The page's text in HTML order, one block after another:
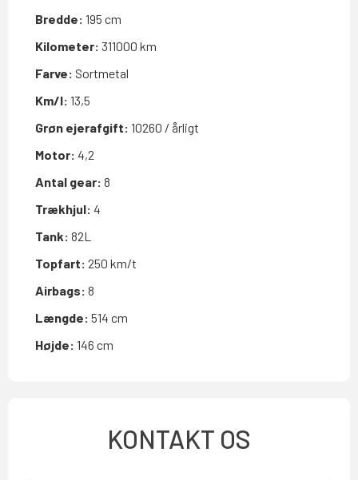
Bredde: 195 cm
Kilometer: 311000 km
Farve: Sortmetal
Km/l: 13,5
Grøn ejerafgift: 10260 / årligt
Motor: 4,2
Antal gear: 8
Trækhjul: 4
Tank: 82L
Topfart: 250 km/t
Airbags: 8
Længde: 514 cm
Højde: 146 cm
KONTAKT OS